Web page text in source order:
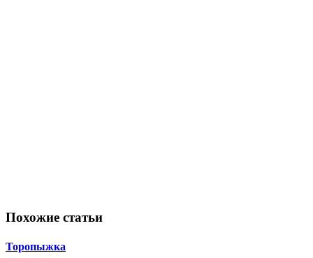
Похожие статьи
Торопыжка